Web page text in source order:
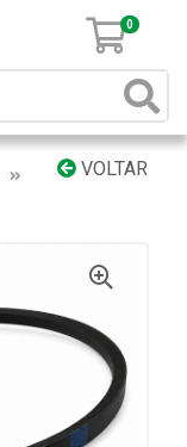
0
VOLTAR